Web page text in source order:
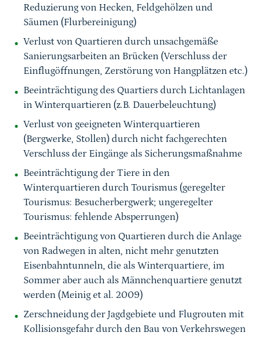
Reduzierung von Hecken, Feldgehölzen und
Säumen (Flurbereinigung)
Verlust von Quartieren durch unsachgemäße
Sanierungsarbeiten an Brücken (Verschluss der
Einflugöffnungen, Zerstörung von Hangplätzen etc.)
Beeinträchtigung des Quartiers durch Lichtanlagen
in Winterquartieren (z.B. Dauerbeleuchtung)
Verlust von geeigneten Winterquartieren
(Bergwerke, Stollen) durch nicht fachgerechten
Verschluss der Eingänge als Sicherungsmaßnahme
Beeinträchtigung der Tiere in den
Winterquartieren durch Tourismus (geregelter
Tourismus: Besucherbergwerk; ungeregelter
Tourismus: fehlende Absperrungen)
Beeinträchtigung von Quartieren durch die Anlage
von Radwegen in alten, nicht mehr genutzten
Eisenbahntunneln, die als Winterquartiere, im
Sommer aber auch als Männchenquartiere genutzt
werden (Meinig et al. 2009)
Zerschneidung der Jagdgebiete und Flugrouten mit
Kollisionsgefahr durch den Bau von Verkehrswegen
Sprungmarke